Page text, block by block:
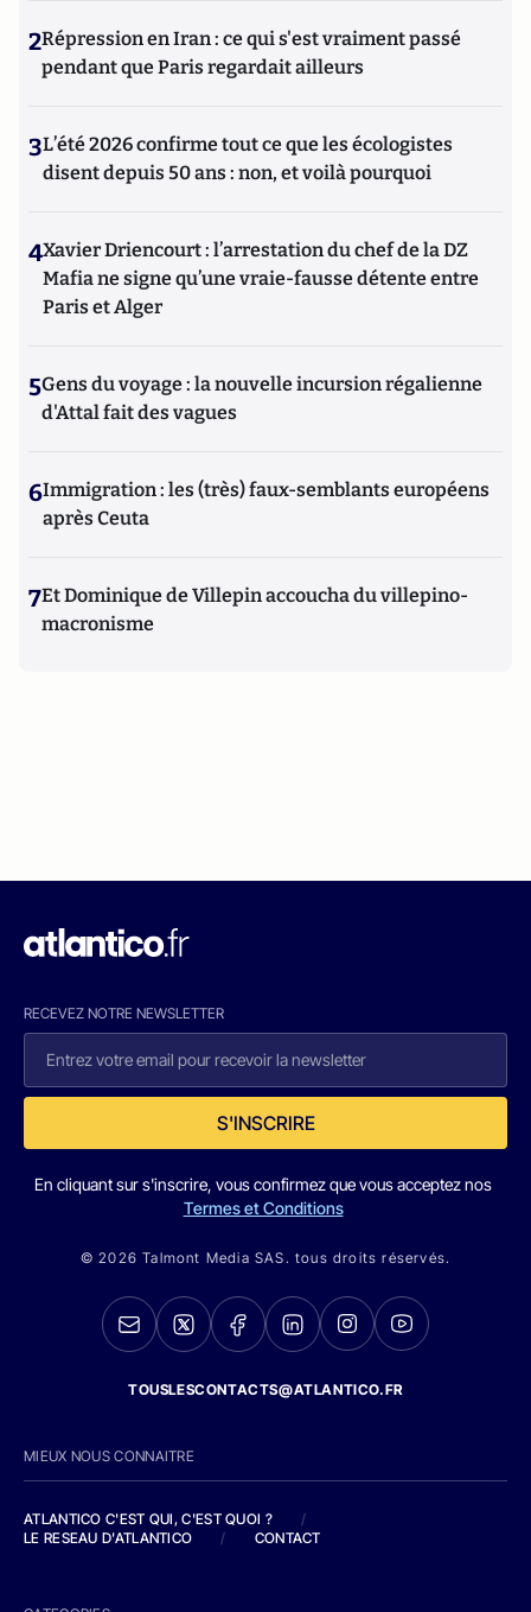
2Répression en Iran : ce qui s'est vraiment passé
pendant que Paris regardait ailleurs
3L’été 2026 confirme tout ce que les écologistes
disent depuis 50 ans : non, et voilà pourquoi
4Xavier Driencourt : l’arrestation du chef de la DZ
Mafia ne signe qu’une vraie-fausse détente entre
Paris et Alger
5Gens du voyage : la nouvelle incursion régalienne
d'Attal fait des vagues
6Immigration : les (très) faux-semblants européens
après Ceuta
7Et Dominique de Villepin accoucha du villepino-
macronisme
RECEVEZ NOTRE NEWSLETTER
S'INSCRIRE
En cliquant sur s'inscrire, vous confirmez que vous acceptez nos
Termes et Conditions
© 2026 Talmont Media SAS. tous droits réservés.
TOUSLESCONTACTS@ATLANTICO.FR
MIEUX NOUS CONNAITRE
ATLANTICO C'EST QUI, C'EST QUOI ?
/
LE RESEAU D'ATLANTICO
/ CONTACT